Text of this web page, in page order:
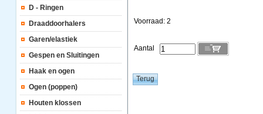
D - Ringen
Draaddoorhalers
Garen/elastiek
Gespen en Sluitingen
Haak en ogen
Ogen (poppen)
Houten klossen
Voorraad: 2
Aantal